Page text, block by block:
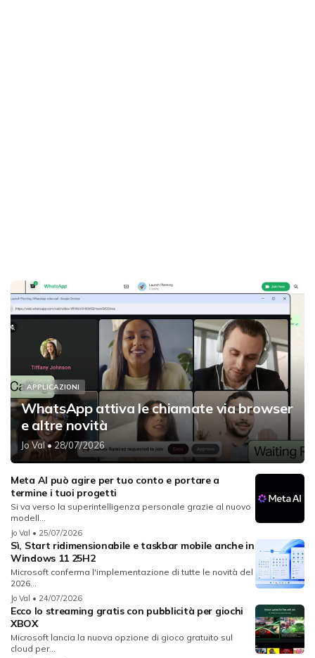
APPLICAZIONI
WhatsApp attiva le chiamate via browser
e altre novità
Jo Val• 28/07/2026
Meta AI può agire per tuo conto e portare a
termine i tuoi progetti
Si va verso la superintelligenza personale grazie al nuovo
modell...
Jo Val • 25/07/2026
Sì, Start ridimensionabile e taskbar mobile anche in
Windows 11 25H2
Microsoft conferma l'implementazione di tutte le novità del
2026...
Jo Val • 24/07/2026
Ecco lo streaming gratis con pubblicità per giochi
XBOX
Microsoft lancia la nuova opzione di gioco gratuito sul
cloud per...